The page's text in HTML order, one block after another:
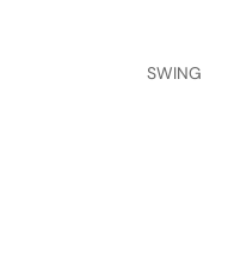
SWING